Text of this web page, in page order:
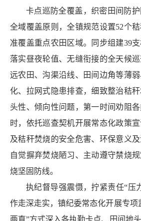
卡点巡防全覆盖，织密田间防护
全域覆盖原则，全镇规范设置52个
准覆盖重点农田区域。同步组建39支
落实昼夜轮值、无缝衔接的全天候
远农田、沟渠沿线、田间边角等薄
化、拉网式隐患排查，细致整治秸
头性、倾向性问题，第一时间劝阻
时，依托巡查契机开展常态化政策
及秸秆焚烧的安全危害、环保意义
自觉摒弃焚烧陋习、主动遵守禁烧
烧坚固防线。
执纪督导强震慑，拧紧责任“压
作走深走实，镇纪委常态化开展专项